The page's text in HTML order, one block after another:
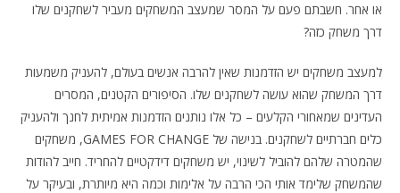
או אחר. חשבתם פעם על המסר שמעצב המשחקים מעביר לשחקנים שלו
דרך משחק כזה?
למעצב משחקים יש הזדמנות שאין להרבה אנשים בעולם, להעניק משמעות
דרך המשחק שהוא עושה לשחקנים שלו. הסיפורים הקטנים, המסרים
העדינים שמאחורי הקלעים – כל אלו נותנים הזדמנות אמיתית לחנך ולהעניק
כלים חברתיים לשחקנים. בנישה של GAMES FOR CHANGE, משחקים
שהמטרה שלהם להוביל לשינוי, יש משחקים דידקטיים להחריד. חייב להודות
שהמשחק שלימד אותי הכי הרבה על אלימות וכמה היא מיותרת, ובעיקר על